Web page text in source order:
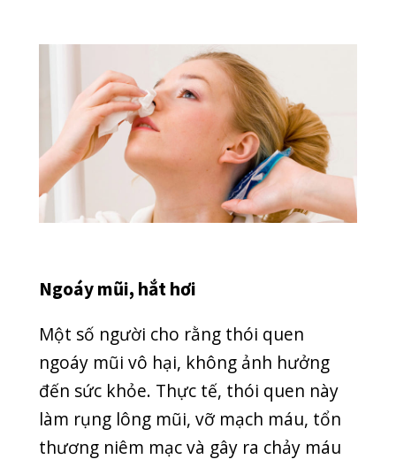
ngoáy mũi vô hại, không ảnh hưởng
đến sức khỏe. Thực tế, thói quen này
làm rụng lông mũi, vỡ mạch máu, tổn
thương niêm mạc và gây ra chảy máu
cam.
Thói quen ngoáy mũi cũng làm nhiễm
khuẩn mũi, suy yếu chức năng bảo vệ
nguy cơ cao bị chảy máu mũi.
Thiếu Vitamin C
Vitamin C là chất dinh dưỡng thiết yếu
mà cơ thể cần được bổ sung hàng
ngày. Vì Vitamin C là một trong những
chất chống oxy hóa, giúp tăng sức đề
kháng, bảo vệ thành mạch. Ngoài ra,